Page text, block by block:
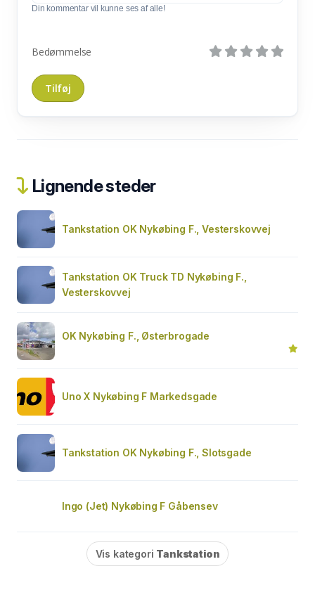
Din kommentar vil kunne ses af alle!
Bedømmelse
Lignende steder
Tankstation OK Nykøbing F., Vesterskovvej
Tankstation OK Truck TD Nykøbing F.,
Vesterskovvej
OK Nykøbing F., Østerbrogade
Uno X Nykøbing F Markedsgade
Tankstation OK Nykøbing F., Slotsgade
Ingo (Jet) Nykøbing F Gåbensev
Vis kategori Tankstation